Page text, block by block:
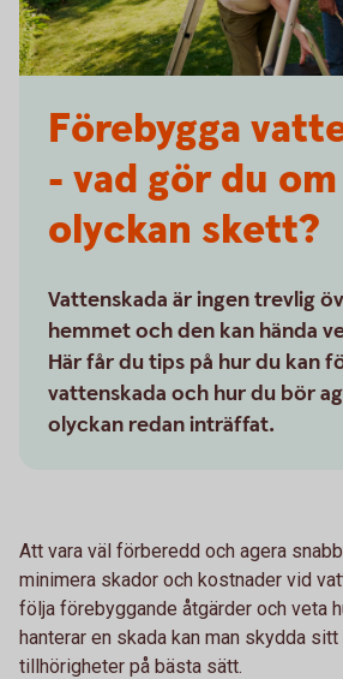
Förebygga
- vad gör du om
olyckan skett?
Vattenskada är ingen trevlig
hemmet och den kan hända
Här får du tips på hur du kan
vattenskada och hur du bör
olyckan redan inträffat.
Att vara väl förberedd och agera
minimera skador och kostnader vid
följa förebyggande åtgärder och veta
hanterar en skada kan man skydda
tillhörigheter på bästa sätt.